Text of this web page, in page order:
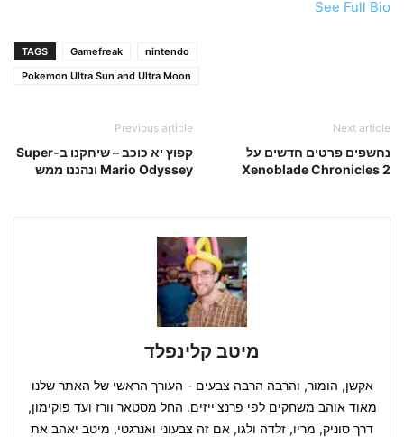
See Full Bio
TAGS Gamefreak
nintendo
Pokemon Ultra Sun and Ultra Moon
Previous article
קפוץ יא כוכב – שיחקנו ב-Super
Mario Odyssey ונהננו ממש
Next article
נחשפים פרטים חדשים על
Xenoblade Chronicles 2
מיטב קלינפלד
אקשן, הומור, והרבה הרבה צבעים - העורך הראשי של האתר שלנו
מאוד אוהב משחקים לפי פרנצ'ייזים. החל מסטאר וורז ועד פוקימון,
דרך סוניק, מריו, זלדה ולגו, אם זה צבעוני ואנרגטי, מיטב יאהב את